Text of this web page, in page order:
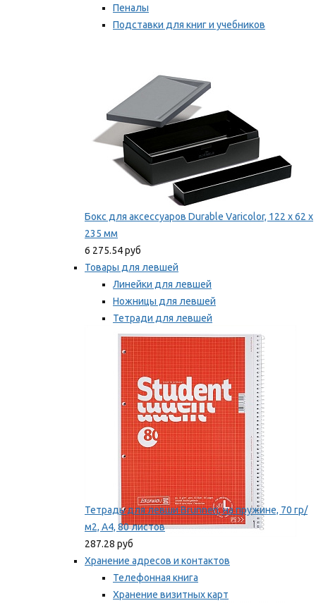
Пеналы
Подставки для книг и учебников
Бокс для аксессуаров Durable Varicolor, 122 x 62 x
235 мм
6 275.54 руб
Товары для левшей
Линейки для левшей
Ножницы для левшей
Тетради для левшей
Точилки для левшей
Мы рекомендуем
Тетрадь для левши Brunnen, на пружине, 70 гр/
м2, А4, 80 листов
287.28 руб
Хранение адресов и контактов
Телефонная книга
Хранение визитных карт